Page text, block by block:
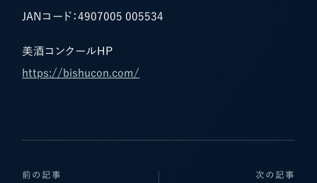
JANコード：4907005 005534
美酒コンクールHP
https://bishucon.com/
前の記事 次の記事